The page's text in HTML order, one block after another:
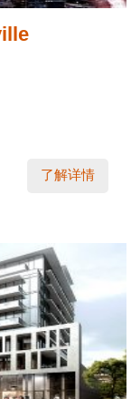
了解详情